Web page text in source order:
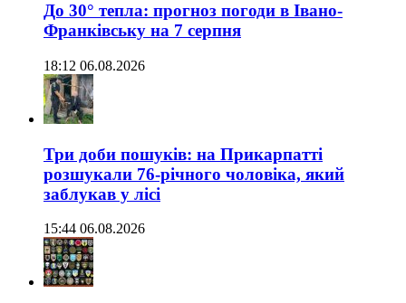
До 30° тепла: прогноз погоди в Івано-
Франківську на 7 серпня
18:12 06.08.2026
Три доби пошуків: на Прикарпатті
розшукали 76-річного чоловіка, який
заблукав у лісі
15:44 06.08.2026